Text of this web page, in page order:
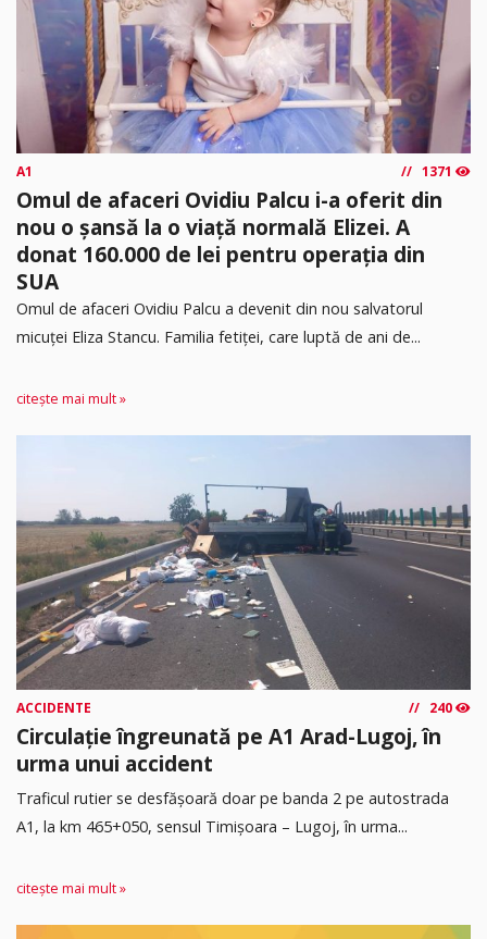
A1 1371
Omul de afaceri Ovidiu Palcu i-a oferit din
nou o șansă la o viață normală Elizei. A
donat 160.000 de lei pentru operația din
SUA
Omul de afaceri Ovidiu Palcu a devenit din nou salvatorul
micuței Eliza Stancu. Familia fetiței, care luptă de ani de...
citește mai mult »
ACCIDENTE 240
Circulație îngreunată pe A1 Arad-Lugoj, în
urma unui accident
Traficul rutier se desfășoară doar pe banda 2 pe autostrada
A1, la km 465+050, sensul Timişoara – Lugoj, în urma...
citește mai mult »